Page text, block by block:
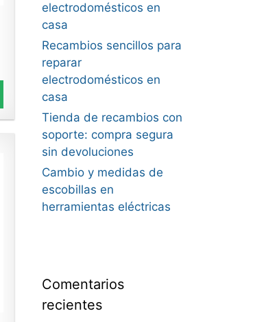
electrodomésticos en
casa
Recambios sencillos para
reparar
electrodomésticos en
casa
Tienda de recambios con
soporte: compra segura
sin devoluciones
Cambio y medidas de
escobillas en
herramientas eléctricas
Comentarios
recientes